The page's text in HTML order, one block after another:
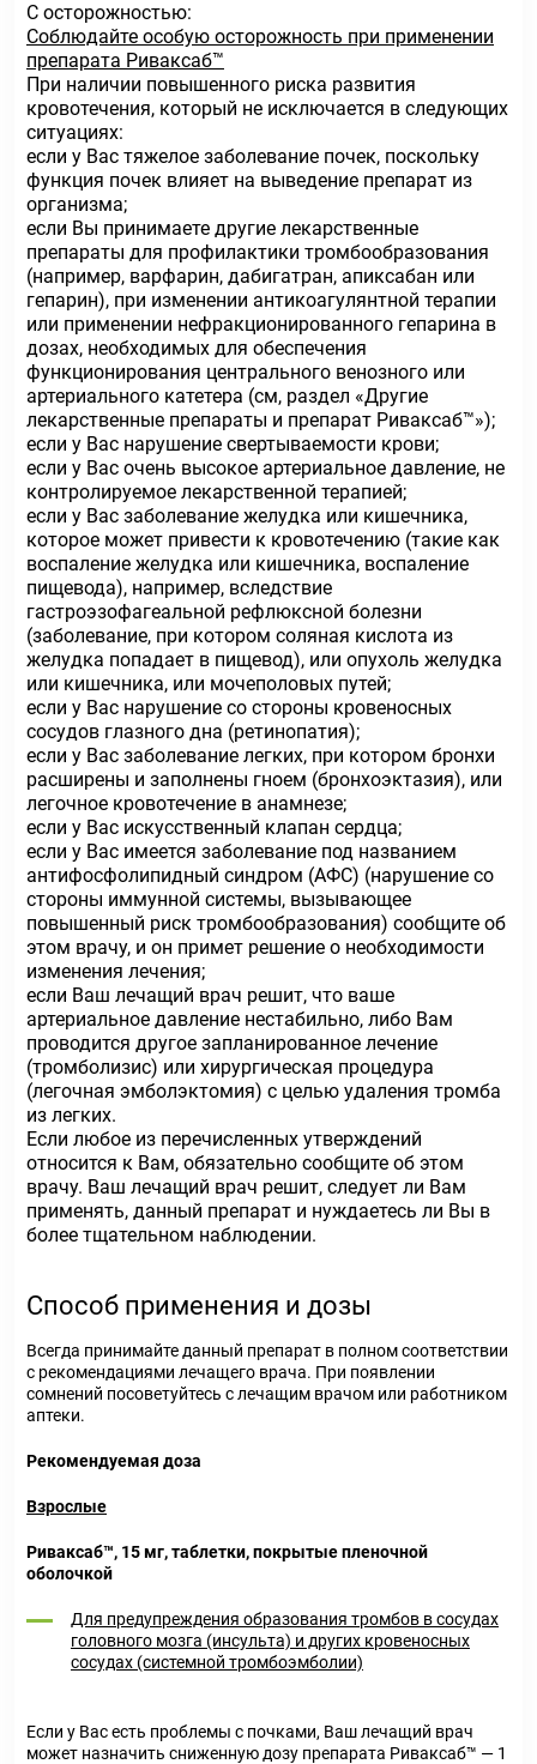
С осторожностью:
Соблюдайте особую осторожность при применении
препарата Риваксаб™
При наличии повышенного риска развития
кровотечения, который не исключается в следующих
ситуациях:
если у Вас тяжелое заболевание почек, поскольку
функция почек влияет на выведение препарат из
организма;
если Вы принимаете другие лекарственные
препараты для профилактики тромбообразования
(например, варфарин, дабигатран, апиксабан или
гепарин), при изменении антикоагулянтной терапии
или применении нефракционированного гепарина в
дозах, необходимых для обеспечения
функционирования центрального венозного или
артериального катетера (см, раздел «Другие
лекарственные препараты и препарат Риваксаб™»);
если у Вас нарушение свертываемости крови;
если у Вас очень высокое артериальное давление, не
контролируемое лекарственной терапией;
если у Вас заболевание желудка или кишечника,
которое может привести к кровотечению (такие как
воспаление желудка или кишечника, воспаление
пищевода), например, вследствие
гастроэзофагеальной рефлюксной болезни
(заболевание, при котором соляная кислота из
желудка попадает в пищевод), или опухоль желудка
или кишечника, или мочеполовых путей;
если у Вас нарушение со стороны кровеносных
сосудов глазного дна (ретинопатия);
если у Вас заболевание легких, при котором бронхи
расширены и заполнены гноем (бронхоэктазия), или
легочное кровотечение в анамнезе;
если у Вас искусственный клапан сердца;
если у Вас имеется заболевание под названием
антифосфолипидный синдром (АФС) (нарушение со
стороны иммунной системы, вызывающее
повышенный риск тромбообразования) сообщите об
этом врачу, и он примет решение о необходимости
изменения лечения;
если Ваш лечащий врач решит, что ваше
артериальное давление нестабильно, либо Вам
проводится другое запланированное лечение
(тромболизис) или хирургическая процедура
(легочная эмболэктомия) с целью удаления тромба
из легких.
Если любое из перечисленных утверждений
относится к Вам, обязательно сообщите об этом
врачу. Ваш лечащий врач решит, следует ли Вам
применять, данный препарат и нуждаетесь ли Вы в
более тщательном наблюдении.
Способ применения и дозы
Всегда принимайте данный препарат в полном соответствии
с рекомендациями лечащего врача. При появлении
сомнений посоветуйтесь с лечащим врачом или работником
аптеки.
Рекомендуемая доза
Взрослые
Риваксаб™, 15 мг, таблетки, покрытые пленочной
оболочкой
Для предупреждения образования тромбов в сосудах
головного мозга (инсульта) и других кровеносных
сосудах (системной тромбоэмболии)
Если у Вас есть проблемы с почками, Ваш лечащий врач
может назначить сниженную дозу препарата Риваксаб™ — 1